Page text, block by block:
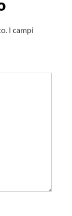
I campi